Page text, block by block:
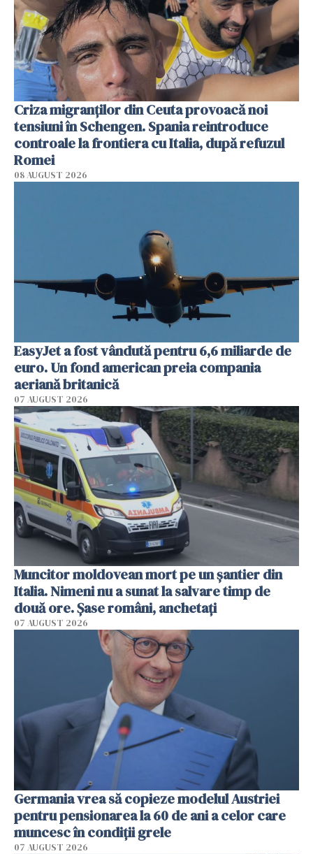
Criza migranților din Ceuta provoacă noi
tensiuni în Schengen. Spania reintroduce
controale la frontiera cu Italia, după refuzul
Romei
08 AUGUST 2026
EasyJet a fost vândută pentru 6,6 miliarde de
euro. Un fond american preia compania
aeriană britanică
07 AUGUST 2026
Muncitor moldovean mort pe un șantier din
Italia. Nimeni nu a sunat la salvare timp de
două ore. Șase români, anchetați
07 AUGUST 2026
Germania vrea să copieze modelul Austriei
pentru pensionarea la 60 de ani a celor care
muncesc în condiții grele
07 AUGUST 2026